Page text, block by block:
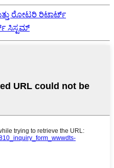
ರೋಟರಿ ರಿಟಾರ್ಟ್
ಸಿಸ್ಟಮ್